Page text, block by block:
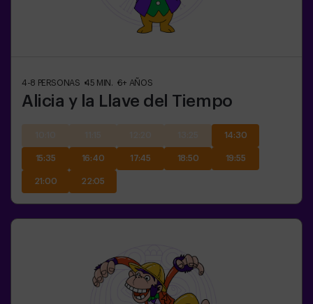
4-8 PERSONAS 45 MIN. 6+ AÑOS
Alicia y la Llave del Tiempo
14:30
15:35 16:40 17:45 18:50 19:55
21:00 22:05